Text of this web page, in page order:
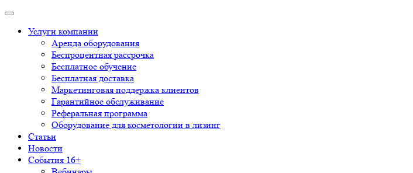
Услуги компании
Аренда оборудования
Беспроцентная рассрочка
Бесплатное обучение
Бесплатная доставка
Маркетинговая поддержка клиентов
Гарантийное обслуживание
Реферальная программа
Оборудование для косметологии в лизинг
Статьи
Новости
События 16+